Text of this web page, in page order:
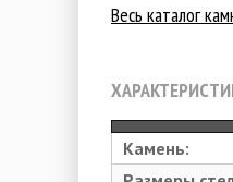
Весь каталог
Камень: